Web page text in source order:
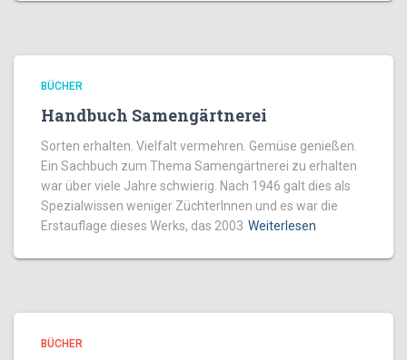
BÜCHER
Handbuch Samengärtnerei
Sorten erhalten. Vielfalt vermehren. Gemüse genießen.
Ein Sachbuch zum Thema Samengärtnerei zu erhalten
war über viele Jahre schwierig. Nach 1946 galt dies als
Spezialwissen weniger ZüchterInnen und es war die
Erstauflage dieses Werks, das 2003 Weiterlesen
BÜCHER